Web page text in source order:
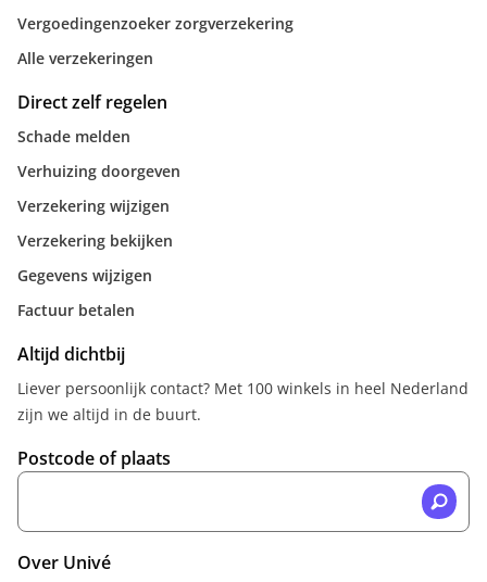
Vergoedingenzoeker zorgverzekering
Alle verzekeringen
Direct zelf regelen
Schade melden
Verhuizing doorgeven
Verzekering wijzigen
Verzekering bekijken
Gegevens wijzigen
Factuur betalen
Altijd dichtbij
Liever persoonlijk contact? Met 100 winkels in heel Nederland
zijn we altijd in de buurt.
Postcode of plaats
Over Univé